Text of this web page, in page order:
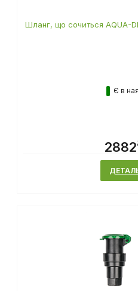
Шланг, що сочиться AQUA-
Є в
2882